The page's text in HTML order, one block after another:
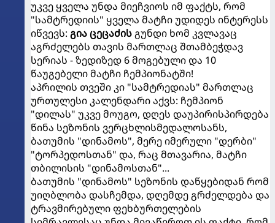
უკვე ყველა უნდა მიეჩვიოს იმ ფაქტს, რომ
"სამტრედიის" ყველა მატჩი უდიდეს ინტერესს
იწვევს: გია ცეცაძისგუნდი ხომ კვლავაც
აგრძელებს თავის მართლაც შთამბეჭდავ
სერიას - ზედიზედ 6 მოგებული და 10
წაუგებელი მატჩი ჩემპიონატში!
აპრილის თვეში კი "სამტრედიას" მართლაც
ურთულესი კალენდარი აქვს: ჩემპიონ
"დილას" უკვე მოუგო, დღეს დაუპირისპირდება
წინა სეზონის ვერცხლისმედალოსანს,
ბათუმის "დინამოს", მერე იმერული "დერბი"
"ტორპედოსთან" და, რაც მთავარია, მატჩი
თბილისის "დინამოსთან"...
ბათუმის "დინამოს" სეზონის დაწყებიდან რომ
უიღბლობა დასჩემდა, დღემდე გრძელდება და
ტრავმირებული ფეხბურთელების